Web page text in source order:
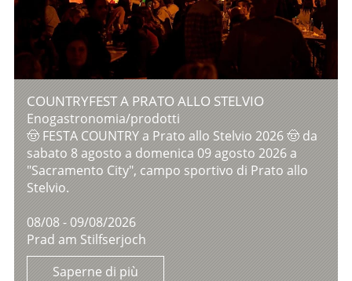
COUNTRYFEST A PRATO ALLO STELVIO
Enogastronomia/prodotti
🤠 FESTA COUNTRY a Prato allo Stelvio 2026 🤠 da
sabato 8 agosto a domenica 09 agosto 2026 a
"Sacramento City", campo sportivo di Prato allo
Stelvio.
08/08 - 09/08/2026
Prad am Stilfserjoch
Saperne di più